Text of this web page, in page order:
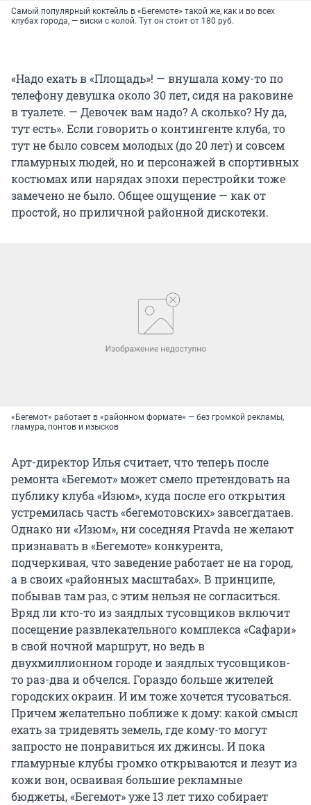
Самый популярный коктейль в «Бегемоте» такой же, как и во всех
клубах города, — виски с колой. Тут он стоит от 180 руб.
«Надо ехать в «Площадь»! — внушала кому-то по
телефону девушка около 30 лет, сидя на раковине
в туалете. — Девочек вам надо? А сколько? Ну да,
тут есть». Если говорить о контингенте клуба, то
тут не было совсем молодых (до 20 лет) и совсем
гламурных людей, но и персонажей в спортивных
костюмах или нарядах эпохи перестройки тоже
замечено не было. Общее ощущение — как от
простой, но приличной районной дискотеки.
«Бегемот» работает в «районном формате» — без громкой рекламы,
гламура, понтов и изысков
Арт-директор Илья считает, что теперь после
ремонта «Бегемот» может смело претендовать на
публику клуба «Изюм», куда после его открытия
устремилась часть «бегемотовских» завсегдатаев.
Однако ни «Изюм», ни соседняя Pravda не желают
признавать в «Бегемоте» конкурента,
подчеркивая, что заведение работает не на город,
а в своих «районных масштабах». В принципе,
побывав там раз, с этим нельзя не согласиться.
Вряд ли кто-то из заядлых тусовщиков включит
посещение развлекательного комплекса «Сафари»
в свой ночной маршрут, но ведь в
двухмиллионном городе и заядлых тусовщиков-
то раз-два и обчелся. Гораздо больше жителей
городских окраин. И им тоже хочется тусоваться.
Причем желательно поближе к дому: какой смысл
ехать за тридевять земель, где кому-то могут
запросто не понравиться их джинсы. И пока
гламурные клубы громко открываются и лезут из
кожи вон, осваивая большие рекламные
бюджеты, «Бегемот» уже 13 лет тихо собирает